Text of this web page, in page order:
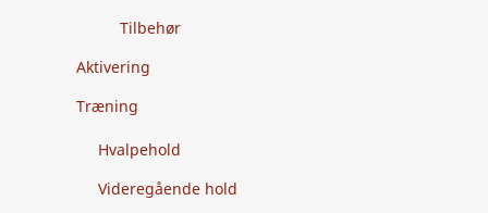
Tilbehør
Aktivering
Træning
Hvalpehold
Videregående hold